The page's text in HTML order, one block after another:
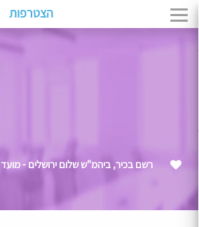
הצטרפות
רשם בכיר, ביהמ"ש שלום ירושלים - מועד 09/2026